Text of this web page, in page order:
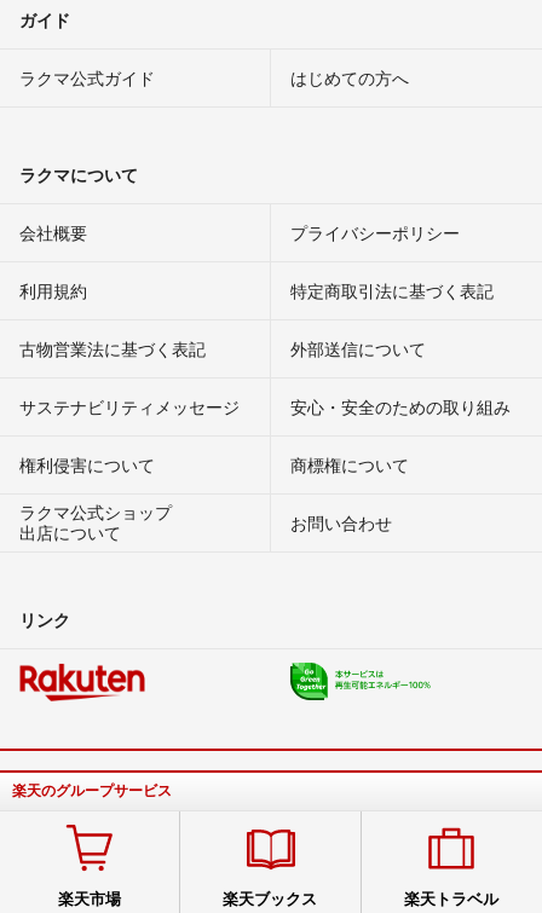
ガイド
ラクマ公式ガイド はじめての方へ
ラクマについて
会社概要 プライバシーポリシー
利用規約 特定商取引法に基づく表記
古物営業法に基づく表記 外部送信について
サステナビリティメッセージ 安心・安全のための取り組み
権利侵害について
商標権について
ラクマ公式ショップ
出店について
お問い合わせ
リンク
楽天のグループサービス
楽天市場 楽天ブックス 楽天トラベル